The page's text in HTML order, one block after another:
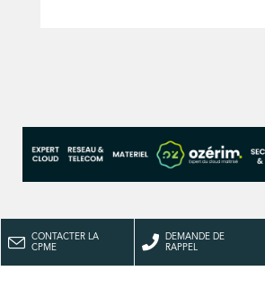
CONTACTER LA
CPME
DEMANDE DE
RAPPEL